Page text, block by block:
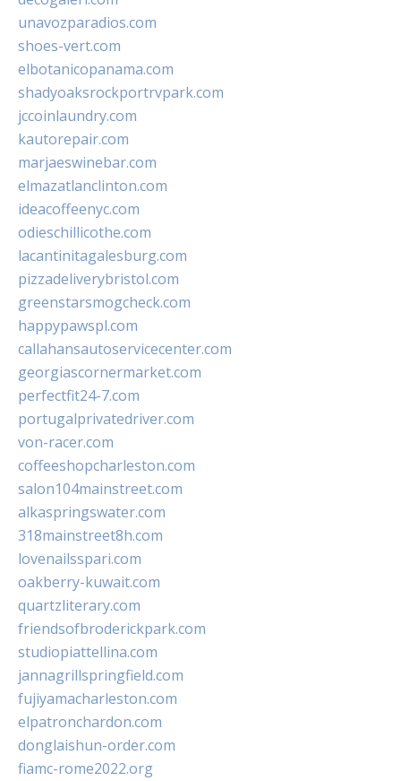
unavozparadios.com
shoes-vert.com
elbotanicopanama.com
shadyoaksrockportrvpark.com
jccoinlaundry.com
kautorepair.com
marjaeswinebar.com
elmazatlanclinton.com
ideacoffeenyc.com
odieschillicothe.com
lacantinitagalesburg.com
pizzadeliverybristol.com
greenstarsmogcheck.com
happypawspl.com
callahansautoservicecenter.com
georgiascornermarket.com
perfectfit24-7.com
portugalprivatedriver.com
von-racer.com
coffeeshopcharleston.com
salon104mainstreet.com
alkaspringswater.com
318mainstreet8h.com
lovenailsspari.com
oakberry-kuwait.com
quartzliterary.com
friendsofbroderickpark.com
studiopiattellina.com
jannagrillspringfield.com
fujiyamacharleston.com
elpatronchardon.com
donglaishun-order.com
fiamc-rome2022.org